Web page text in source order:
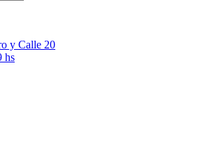
y Calle 20
hs